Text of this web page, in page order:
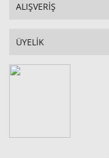
ALIŞVERİŞ
ÜYELİK